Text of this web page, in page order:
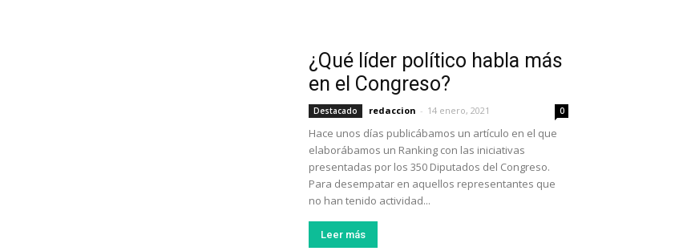
¿Qué líder político habla más
en el Congreso?
Destacado redaccion - 14 enero, 2021 0
Hace unos días publicábamos un artículo en el que
elaborábamos un Ranking con las iniciativas
presentadas por los 350 Diputados del Congreso.
Para desempatar en aquellos representantes que
no han tenido actividad...
Leer más